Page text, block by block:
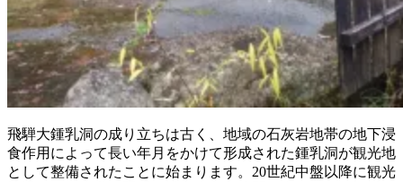
飛騨大鍾乳洞の成り立ちは古く、地域の石灰岩地帯の地下浸
食作用によって長い年月をかけて形成された鍾乳洞が観光地
として整備されたことに始まります。20世紀中盤以降に観光